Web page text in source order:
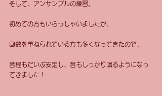
そして、アンサンブルの練習。
初めての方もいらっしゃいましたが、
回数を重ねられている方も多くなってきたので、
音程もだいぶ安定し、音もしっかり鳴るようになっ
てきました！